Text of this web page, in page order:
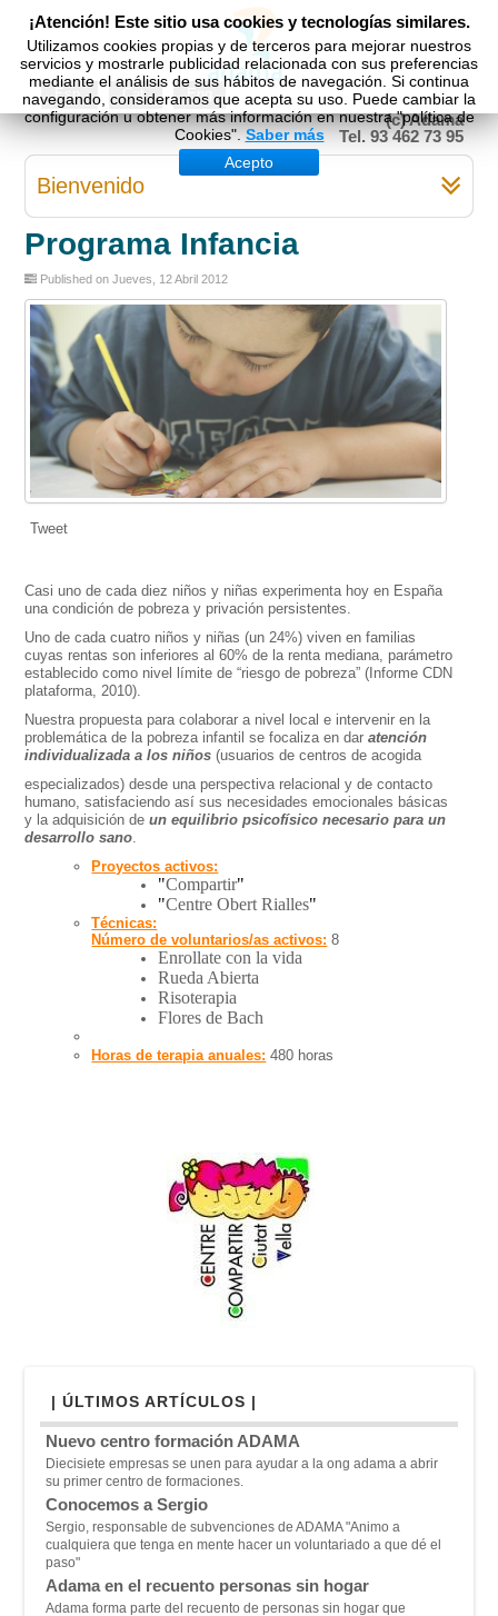
Esp Cat Eng
(c) Adama
Tel. 93 462 73 95
¡Atención! Este sitio usa cookies y tecnologías similares.
Utilizamos cookies propias y de terceros para mejorar nuestros
servicios y mostrarle publicidad relacionada con sus preferencias
mediante el análisis de sus hábitos de navegación. Si continua
navegando, consideramos que acepta su uso. Puede cambiar la
configuración u obtener más información en nuestra "política de
Cookies". Saber más
Acepto
Bienvenido
Programa Infancia
Published on Jueves, 12 Abril 2012
Tweet
Casi uno de cada diez niños y niñas experimenta hoy en España
una condición de pobreza y privación persistentes.
Uno de cada cuatro niños y niñas (un 24%) viven en familias
cuyas rentas son inferiores al 60% de la renta mediana, parámetro
establecido como nivel límite de “riesgo de pobreza” (Informe CDN
plataforma, 2010).
Nuestra propuesta para colaborar a nivel local e intervenir en la
problemática de la pobreza infantil se focaliza en daratención
individualizada a los niños(usuarios de centros de acogida
especializados) desde una perspectiva relacional y de contacto
humano, satisfaciendo así sus necesidades emocionales básicas
y la adquisición deun equilibrio psicofísico necesario para un
desarrollo sano
Proyectos activos:
"Compartir"
"Centre Obert Rialles"
Técnicas:
Número de voluntarios/as activos: 8
Enrollate con la vida
Rueda Abierta
Risoterapia
Flores de Bach
Horas de terapia anuales: 480 horas
| ÚLTIMOS ARTÍCULOS |
Nuevo centro formación ADAMA
Diecisiete empresas se unen para ayudar a la ong adama a abrir
su primer centro de formaciones.
Conocemos a Sergio
Sergio, responsable de subvenciones de ADAMA "Animo a
cualquiera que tenga en mente hacer un voluntariado a que dé el
paso"
Adama en el recuento personas sin hogar
Adama forma parte del recuento de personas sin hogar que